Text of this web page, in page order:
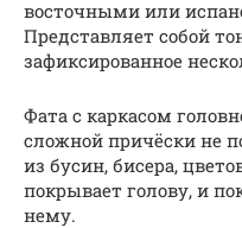
восточными или
Представляет собой
зафиксированное
Фата с каркасом
сложной причёски не
из бусин, бисера,
покрывает голову, и
нему.